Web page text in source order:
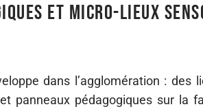
et micro-lieux
dans l’agglomération : des
panneaux pédagogiques sur la